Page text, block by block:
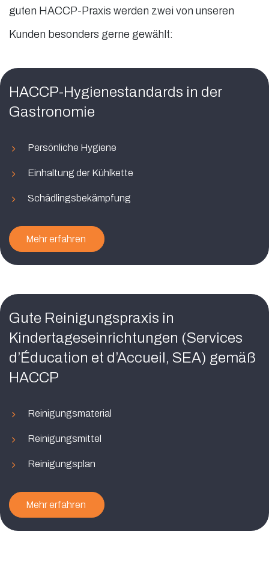
guten HACCP-Praxis werden zwei von unseren
Kunden besonders gerne gewählt:
HACCP-Hygienestandards in der
Gastronomie
Persönliche Hygiene
Einhaltung der Kühlkette
Schädlingsbekämpfung
Mehr erfahren
Gute Reinigungspraxis in
Kindertageseinrichtungen (Services
d’Éducation et d’Accueil, SEA) gemäß
HACCP
Reinigungsmaterial
Reinigungsmittel
Reinigungsplan
Mehr erfahren